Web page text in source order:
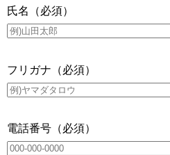
氏名（必須）
フリガナ（必須）
電話番号（必須）